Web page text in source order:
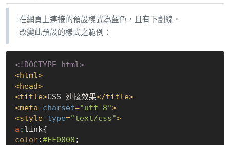
在網頁上連接的預設樣式為藍色，且有下劃線。
改變此預設的樣式之範例：
<!DOCTYPE html>
<html>
<head>
<title>CSS 連接效果</title>
<meta charset="utf-8">
<style type="text/css">
a :link
color:#FF0000